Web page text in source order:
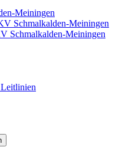
Meiningen
Schmalkalden-Meiningen
Schmalkalden-Meiningen